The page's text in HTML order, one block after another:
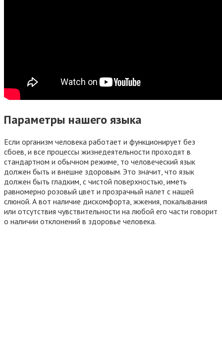
Параметры нашего языка
Если организм человека работает и функционирует без
сбоев, и все процессы жизнедеятельности проходят в
стандартном и обычном режиме, то человеческий язык
должен быть и внешне здоровым. Это значит, что язык
должен быть гладким, с чистой поверхностью, иметь
равномерно розовый цвет и прозрачный налет с нашей
слюной. А вот наличие дискомфорта, жжения, покалывания
или отсутствия чувствительности на любой его части говорит
о наличии отклонений в здоровье человека.